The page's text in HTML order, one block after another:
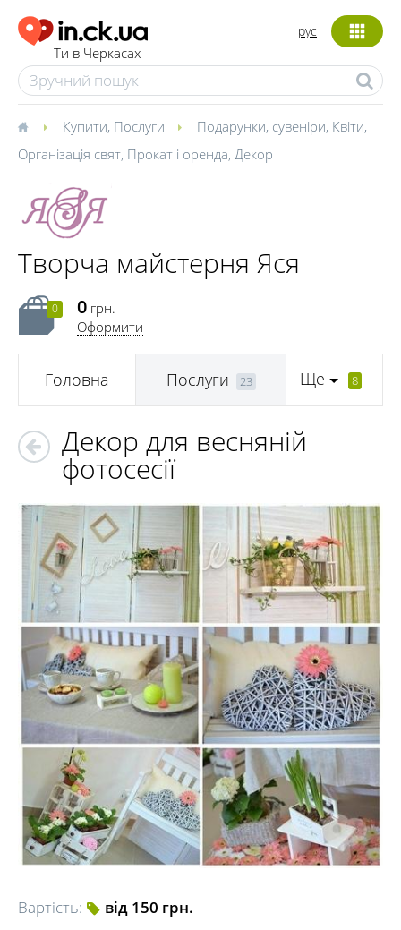
Ти в Черкасах
рус
Купити, Послуги Подарунки, сувеніри, Квіти,
Організація свят, Прокат і оренда, Декор
Творча майстерня Яся
0 0 грн.
Оформити
Головна Послуги 23 Ще 8
Декор для весняній
фотосесії
Вартість:
від 150 грн.